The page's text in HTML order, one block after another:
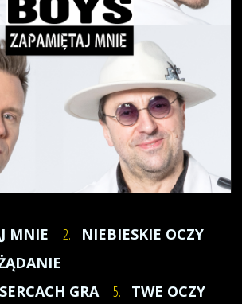
MNIE 2.
NIEBIESKIE OCZY
GRA 5.
TWE OCZY